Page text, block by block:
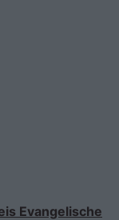
Evangelische